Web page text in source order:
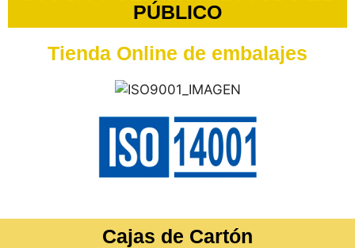
PÚBLICO
Tienda Online de embalajes
Cajas de Cartón